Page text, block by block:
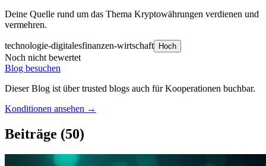
Deine Quelle rund um das Thema Kryptowährungen verdienen und
vermehren.
technologie-digitalesfinanzen-wirtschaft Hoch
Noch nicht bewertet
Blog besuchen
Dieser Blog ist über trusted blogs auch für Kooperationen buchbar.
Konditionen ansehen →
Beiträge (50)